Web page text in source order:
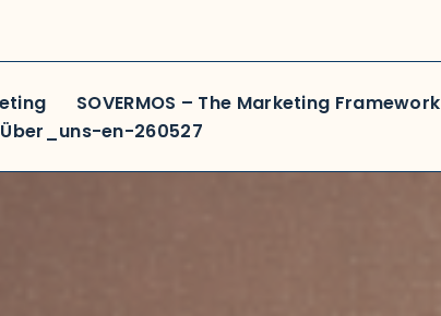
SOVERMOS – The Marketing Framework
Über_uns-en-260527